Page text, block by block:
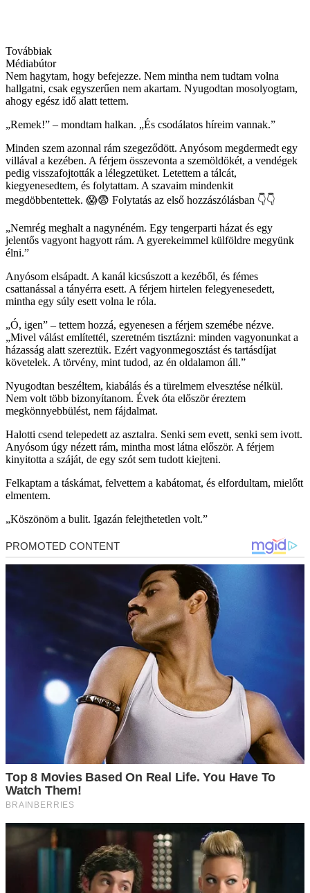
Továbbiak
Médiabútor
Nem hagytam, hogy befejezze. Nem mintha nem tudtam volna
hallgatni, csak egyszerűen nem akartam. Nyugodtan mosolyogtam,
ahogy egész idő alatt tettem.
„Remek!” – mondtam halkan. „És csodálatos híreim vannak.”
Minden szem azonnal rám szegeződött. Anyósom megdermedt egy
villával a kezében. A férjem összevonta a szemöldökét, a vendégek
pedig visszafojtották a lélegzetüket. Letettem a tálcát,
kiegyenesedtem, és folytattam. A szavaim mindenkit
megdöbbentettek. 😱😨 Folytatás az első hozzászólásban 👇👇
„Nemrég meghalt a nagynéném. Egy tengerparti házat és egy
jelentős vagyont hagyott rám. A gyerekeimmel külföldre megyünk
élni.”
Anyósom elsápadt. A kanál kicsúszott a kezéből, és fémes
csattanással a tányérra esett. A férjem hirtelen felegyenesedett,
mintha egy súly esett volna le róla.
„Ó, igen” – tettem hozzá, egyenesen a férjem szemébe nézve.
„Mivel válást említettél, szeretném tisztázni: minden vagyonunkat a
házasság alatt szereztük. Ezért vagyonmegosztást és tartásdíjat
követelek. A törvény, mint tudod, az én oldalamon áll.”
Nyugodtan beszéltem, kiabálás és a türelmem elvesztése nélkül.
Nem volt több bizonyítanom. Évek óta először éreztem
megkönnyebbülést, nem fájdalmat.
Halotti csend telepedett az asztalra. Senki sem evett, senki sem ivott.
Anyósom úgy nézett rám, mintha most látna először. A férjem
kinyitotta a száját, de egy szót sem tudott kiejteni.
Felkaptam a táskámat, felvettem a kabátomat, és elfordultam, mielőtt
elmentem.
„Köszönöm a bulit. Igazán felejthetetlen volt.”